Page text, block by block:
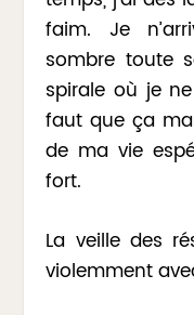
faim. Je
sombre toute
spirale où je
faut que ça
de ma vie
fort.
La veille des
violemment